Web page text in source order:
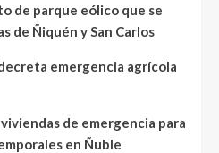
de parque eólico que se
de Ñiquén y San Carlos
emergencia agrícola
de emergencia para
en Ñuble